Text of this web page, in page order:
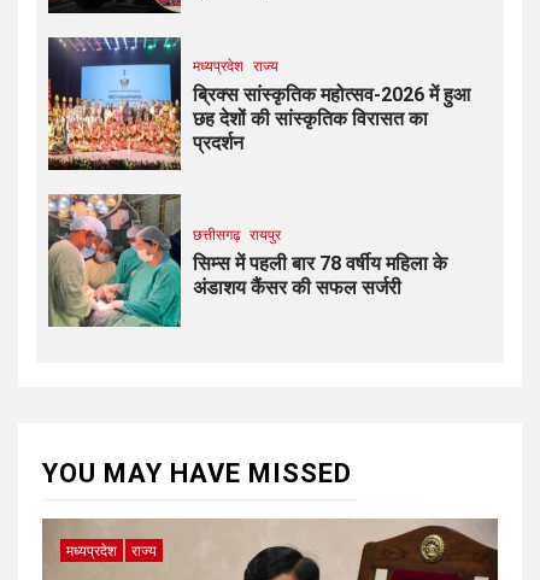
मध्यप्रदेश राज्य
ब्रिक्स सांस्कृतिक महोत्सव-2026 में हुआ
छह देशों की सांस्कृतिक विरासत का
प्रदर्शन
छत्तीसगढ़ रायपुर
सिम्स में पहली बार 78 वर्षीय महिला के
अंडाशय कैंसर की सफल सर्जरी
YOU MAY HAVE MISSED
मध्यप्रदेश राज्य